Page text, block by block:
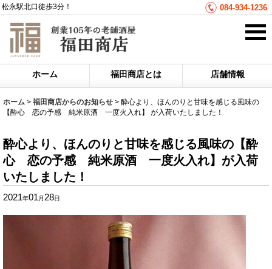
松永駅北口徒歩3分！ 084-934-1236
ホーム 福田商店とは 店舗情報
ホーム > 福田商店からのお知らせ > 酔心より、ほんのりと甘味を感じる風味の
【酔心 恋の予感 純米原酒 一度火入れ】 が入荷いたしました！
酔心より、ほんのりと甘味を感じる風味の 【酔
心 恋の予感 純米原酒 一度火入れ】 が入荷
いたしました！
2021年01月 28日